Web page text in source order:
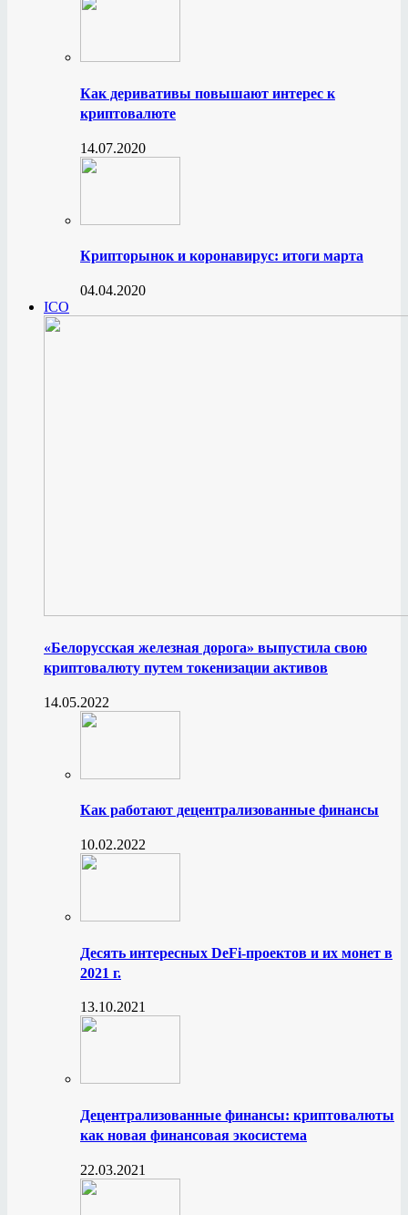
Как деривативы повышают интерес к
криптовалюте
14.07.2020
Крипторынок и коронавирус: итоги марта
04.04.2020
ICO
«Белорусская железная дорога» выпустила свою
криптовалюту путем токенизации активов
14.05.2022
Как работают децентрализованные финансы
10.02.2022
Десять интересных DeFi-проектов и их монет в
2021 г.
13.10.2021
Децентрализованные финансы: криптовалюты
как новая финансовая экосистема
22.03.2021